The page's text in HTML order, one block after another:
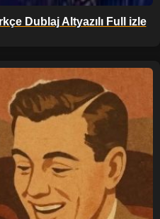
Dublaj Altyazılı Full izle